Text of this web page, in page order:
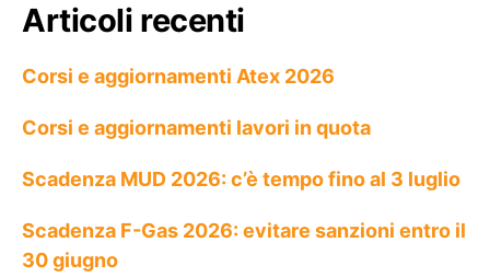
Articoli recenti
Corsi e aggiornamenti Atex 2026
Corsi e aggiornamenti lavori in quota
Scadenza MUD 2026: c’è tempo fino al 3 luglio
Scadenza F-Gas 2026: evitare sanzioni entro il
30 giugno